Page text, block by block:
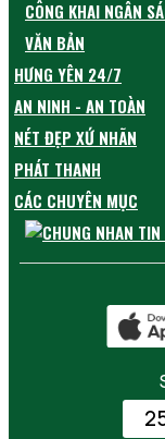
CÔNG KHAI NGÂN
VĂN BẢN
HƯNG YÊN 24/7
AN NINH - AN TOÀN
NÉT ĐẸP XỨ NHÃN
PHÁT THANH
CÁC CHUYÊN MỤC